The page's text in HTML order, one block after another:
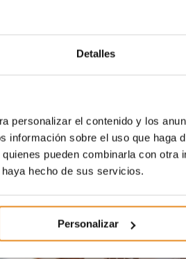
Detalles
personalizar el contenido y los
información sobre el uso que haga
pueden combinarla con otra
hecho de sus servicios.
Personalizar
restante (en este caso, se